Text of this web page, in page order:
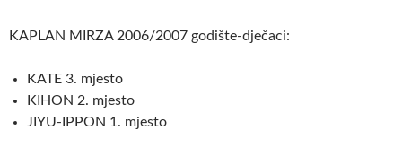
KAPLAN MIRZA 2006/2007 godište-dječaci:
KATE 3. mjesto
KIHON 2. mjesto
JIYU-IPPON 1. mjesto